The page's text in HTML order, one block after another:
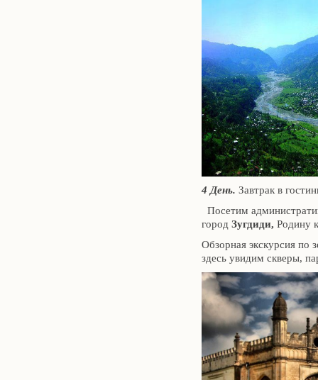
4 День. Завтрак в
Посетим
город Зугдиди, Родину
Обзорная экскурсия по
здесь увидим скверы,